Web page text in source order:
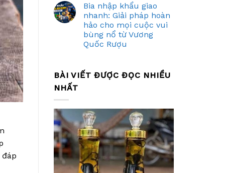
Bia nhập khẩu giao
nhanh: Giải pháp hoàn
hảo cho mọi cuộc vui
bùng nổ từ Vương
Quốc Rượu
BÀI VIẾT ĐƯỢC ĐỌC NHIỀU
NHẤT